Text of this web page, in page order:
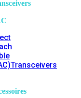
Transceivers